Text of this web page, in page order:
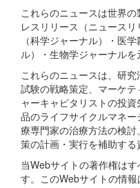
これらのニュースは世界
レスリリース（ニュース
（科学ジャーナル）・医
ル）・生物学ジャーナルを
これらのニュースは、研
試験の戦略策定、マーケ
ャーキャピタリストの投
品のライフサイクルマネ
療専門家の治療方法の検
策の計画・実行を補助する
当Webサイトの著作権は
す。このWebサイトの情